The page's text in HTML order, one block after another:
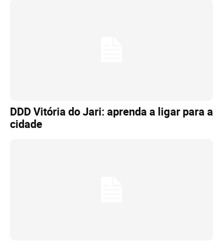
DDD Vitória do Jari: aprenda a ligar para a
cidade